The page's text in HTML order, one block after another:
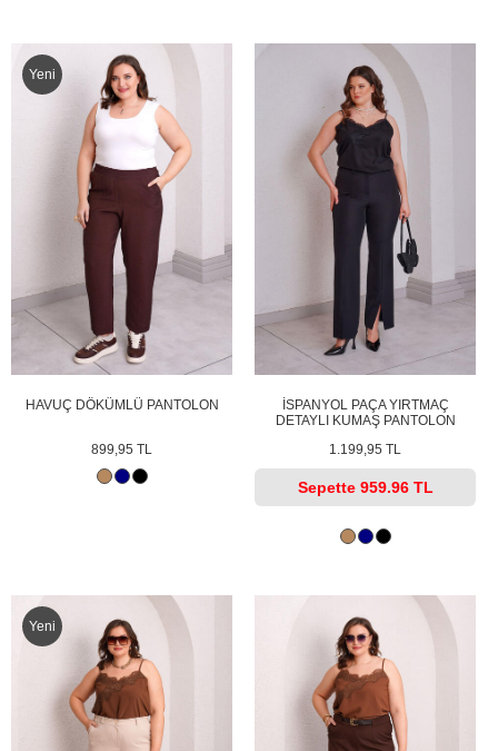
Yeni
HAVUÇ DÖKÜMLÜ PANTOLON
899,95 TL
İSPANYOL PAÇA YIRTMAÇ
DETAYLI KUMAŞ PANTOLON
1.199,95 TL
Sepette 959.96 TL
Yeni